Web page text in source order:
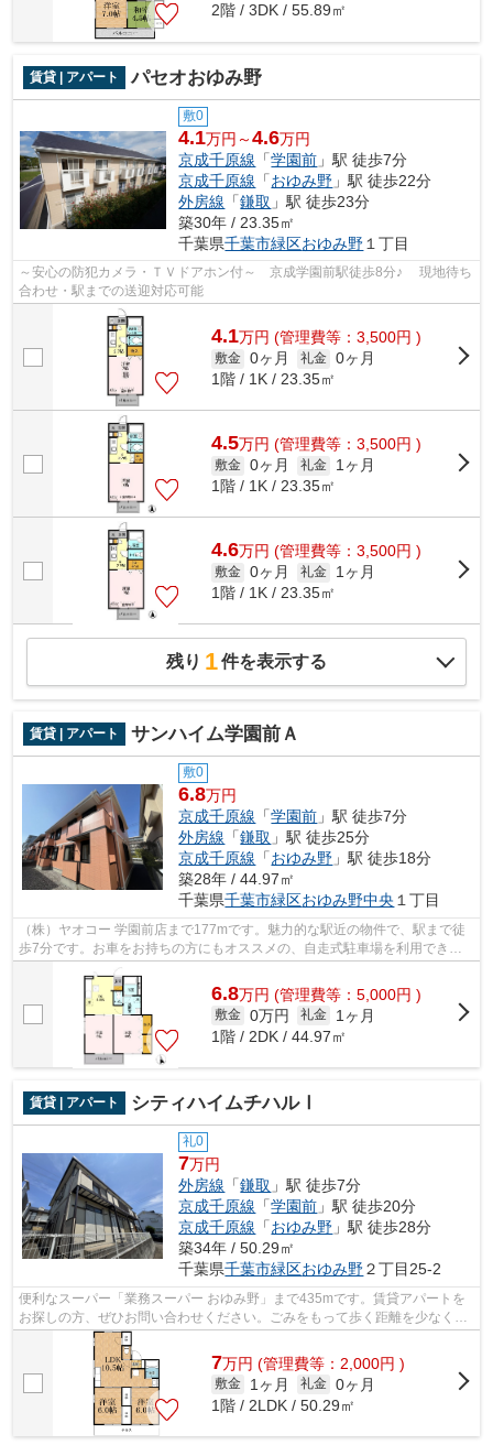
2階 / 3DK / 55.89㎡
賃貸 | アパート パセオおゆみ野
敷0
4.1万円～4.6万円
京成千原線 「学園前 」駅 徒歩7分
京成千原線 「おゆみ野 」駅 徒歩22分
外房線 「鎌取 」駅 徒歩23分
築30年 / 23.35㎡
千葉県千葉市緑区おゆみ野 １丁目
～安心の防犯カメラ・ＴＶドアホン付～ 京成学園前駅徒歩8分♪ 現地待ち
合わせ・駅までの送迎対応可能
4.1万円 (管理費等：3,500円 )
敷金 0ヶ月 礼金 0ヶ月
1階 / 1K / 23.35㎡
4.5万円 (管理費等：3,500円 )
敷金 0ヶ月 礼金
1ヶ月
1階 / 1K / 23.35㎡
4.6万円 (管理費等：3,500円 )
敷金 0ヶ月 礼金
1ヶ月
1階 / 1K / 23.35㎡
残り 1件を表示する
賃貸 | アパート サンハイム学園前Ａ
敷0
6.8万円
京成千原線 「学園前 」駅 徒歩7分
外房線 「鎌取 」駅 徒歩25分
京成千原線 「おゆみ野 」駅 徒歩18分
築28年 / 44.97㎡
千葉県千葉市緑区おゆみ野中央 １丁目
（株）ヤオコー 学園前店まで177mです。魅力的な駅近の物件で、駅まで徒
歩7分です。お車をお持ちの方にもオススメの、自走式駐車場を利用できる
6.8万円 (管理費等：5,000円 )
敷金 0万円 礼金
1ヶ月
1階 / 2DK / 44.97㎡
賃貸 | アパート シティハイムチハルⅠ
礼0
7万円
外房線 「鎌取 」駅 徒歩7分
京成千原線 「学園前 」駅 徒歩20分
京成千原線 「おゆみ野 」駅 徒歩28分
築34年 / 50.29㎡
千葉県千葉市緑区おゆみ野２丁目25-2
便利なスーパー「業務スーパー おゆみ野」まで435mです。賃貸アパートを
お探しの方、ぜひお問い合わせください。ごみをもって歩く距離を少なくし
たい方におすすめしたい敷地内ごみ置き...
7万円 (管理費等：2,000円 )
敷金 1ヶ月 礼金 0ヶ月
1階 / 2LDK / 50.29㎡